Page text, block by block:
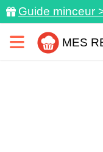
Guide minceur
MES